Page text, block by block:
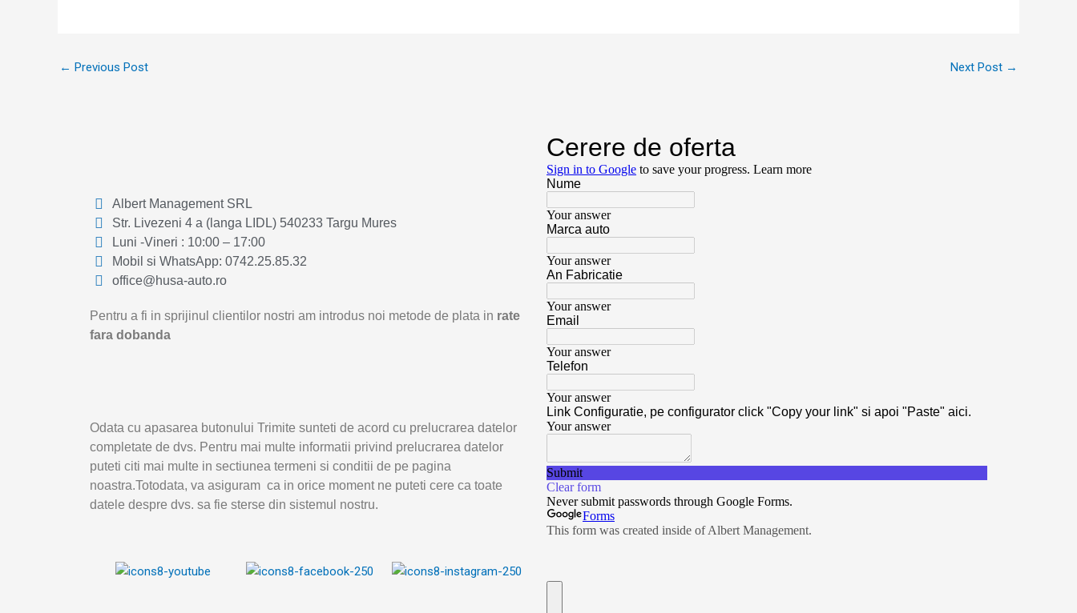
← Previous Post Next Post →
Albert Management SRL
Str. Livezeni 4 a (langa LIDL) 540233 Targu Mures
Luni -Vineri : 10:00 – 17:00
Mobil si WhatsApp: 0742.25.85.32
office@husa-auto.ro
Pentru a fi in sprijinul clientilor nostri am introdus noi metode de plata in rate
fara dobanda
Odata cu apasarea butonului Trimite sunteti de acord cu prelucrarea datelor
completate de dvs. Pentru mai multe informatii privind prelucrarea datelor
puteti citi mai multe in sectiunea termeni si conditii de pe pagina
noastra.Totodata, va asiguram ca in orice moment ne puteti cere ca toate
datele despre dvs. sa fie sterse din sistemul nostru.